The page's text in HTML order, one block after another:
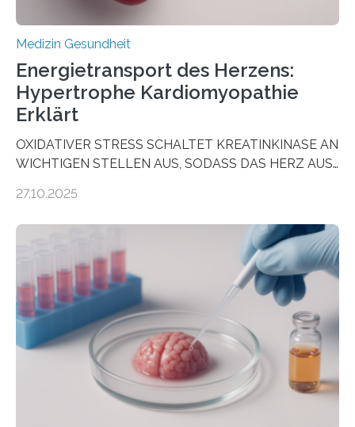
Medizin Gesundheit
Energietransport des Herzens:
Hypertrophe Kardiomyopathie
Erklärt
OXIDATIVER STRESS SCHALTET KREATINKINASE AN
WICHTIGEN STELLEN AUS, SODASS DAS HERZ AUS
aus dem Deutschen Zentrum für Herzinsuffizienz
im Journal Circulation, warum der Energietransport bei
der Hypertrophen Kardiomyopathie (HCM) versagen
kann und wie sich durch eine Verringerung der
Herzbelastung und des oxidativen Stresses
Rhythmusstörungen reduzieren lassen. Würzburg. Die
hypertrophe Kardiomyopathie (HCM) ist die häufigste
erblich bedingte Herzerkrankung. Sie führt dazu, dass
sich die linke Herzkammer verdickt, der Herzmuskel zu
stark kontrahiert…
27.10.2025